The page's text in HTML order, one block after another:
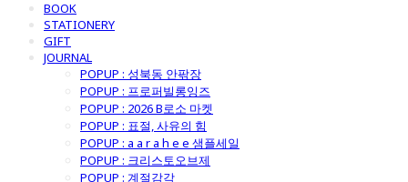
BOOK
STATIONERY
GIFT
JOURNAL
POPUP : 성북동 안팎장
POPUP : 프로퍼빌롱잉즈
POPUP : 2026 B로소 마켓
POPUP : 표절, 사유의 힘
POPUP : a a r a h e e 샘플세일
POPUP : 크리스토오브제
POPUP : 계절감각